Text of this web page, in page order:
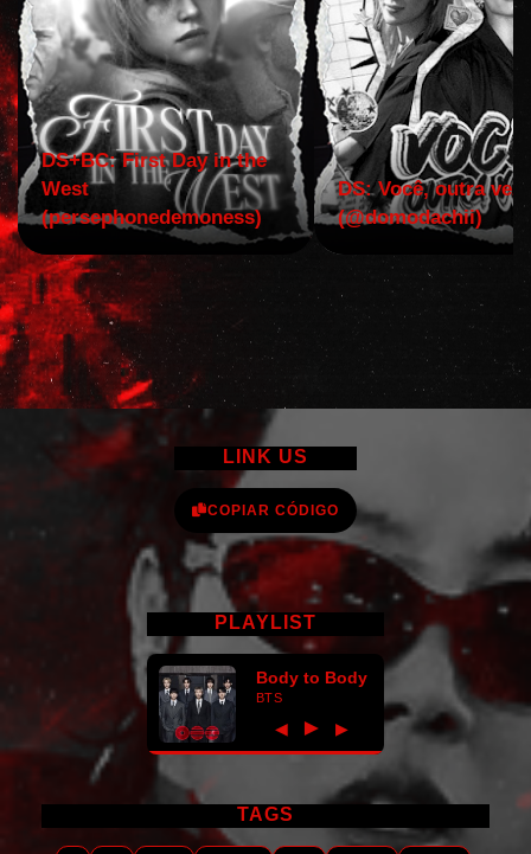
DS+BC: First Day in the
West
(persephonedemoness)
DS: Você, outra vez!
(@domodachii)
LINK US
COPIAR CÓDIGO
PLAYLIST
Body to Body
BTS
◀ ► ▶
TAGS